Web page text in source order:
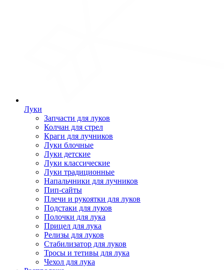
Луки
Запчасти для луков
Колчан для стрел
Краги для лучников
Луки блочные
Луки детские
Луки классические
Луки традиционные
Напальчники для лучников
Пип-сайты
Плечи и рукоятки для луков
Подстаки для луков
Полочки для лука
Прицел для лука
Релизы для луков
Стабилизатор для луков
Тросы и тетивы для лука
Чехол для лука